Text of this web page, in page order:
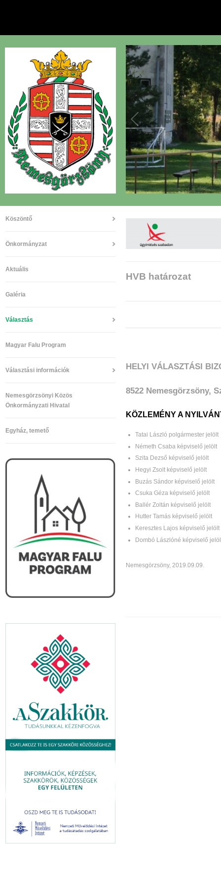
HVB határozat
HELYI VÁLASZTÁSI
8522 Nemesgörzsöny,
KÖZLEMÉNY A
Tatai László polgármester jelölt
Németh Csaba képviselő jelölt
Szita Dezső képviselő jelölt
Hegyi Zsolt képviselő jelölt
Buzás Sándor képviselő jelölt
Csuka Géza képviselő jelölt
Ballér Zoltán képviselő jelölt
Hutter Tamás képviselő jelölt
Keresztes Lajos képviselő jelölt
Dombó Lászlóné képviselő
Nemesgörzsöny, 2019.09.09.
Köszöntő
Önkormányzat
Aktuális
Galéria
Választás
Magyar Falu Program
Választási információk
Nemesgörzsönyi Közös
Önkormányzati Hivatal
Egyház, temető